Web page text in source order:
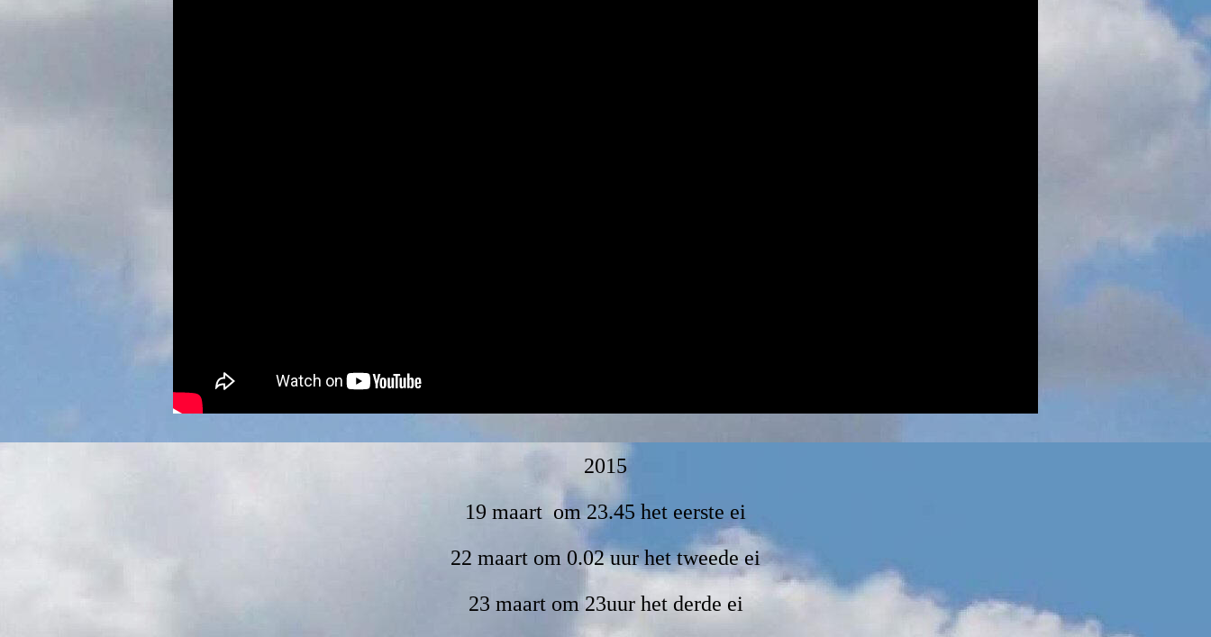
2015
19 maart om 23.45 het eerste ei
22 maart om 0.02 uur het tweede ei
23 maart om 23uur het derde ei